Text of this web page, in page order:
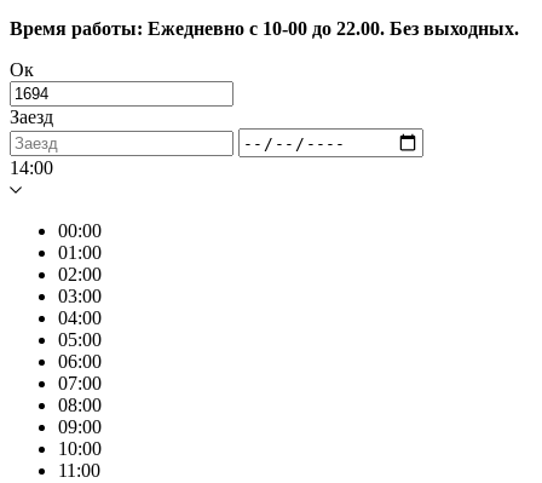
Время работы: Ежедневно с 10-00 до 22.00. Без выходных.
Ок
Заезд
14:00
00:00
01:00
02:00
03:00
04:00
05:00
06:00
07:00
08:00
09:00
10:00
11:00